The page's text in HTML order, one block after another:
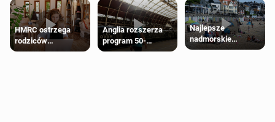
HMRC ostrzega
rodziców
pobierających Child
Anglia rozszerza
program 50-
procentowych
Najlepsze
nadmorskie
miasteczko blisko